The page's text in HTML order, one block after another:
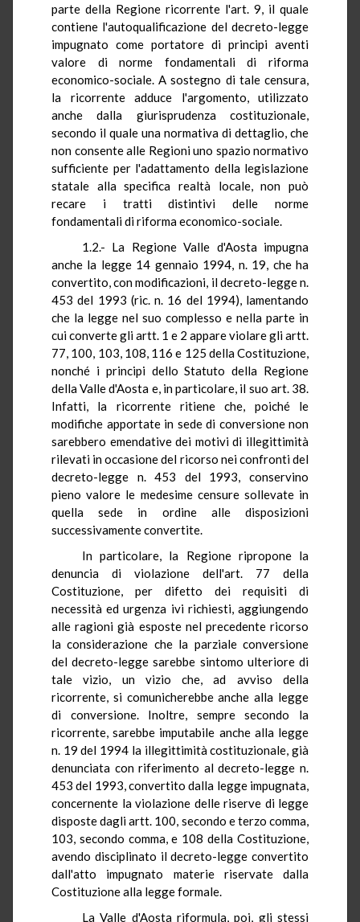
parte della Regione ricorrente l'art. 9, il quale
contiene l'autoqualificazione del decreto-legge
impugnato come portatore di principi aventi
valore di norme fondamentali di riforma
economico-sociale. A sostegno di tale censura,
la ricorrente adduce l'argomento, utilizzato
anche dalla giurisprudenza costituzionale,
secondo il quale una normativa di dettaglio, che
non consente alle Regioni uno spazio normativo
sufficiente per l'adattamento della legislazione
statale alla specifica realtà locale, non può
recare i tratti distintivi delle norme
fondamentali di riforma economico-sociale.
1.2.- La Regione Valle d'Aosta impugna
anche la legge 14 gennaio 1994, n. 19, che ha
convertito, con modificazioni, il decreto-legge n.
453 del 1993 (ric. n. 16 del 1994), lamentando
che la legge nel suo complesso e nella parte in
cui converte gli artt. 1 e 2 appare violare gli artt.
77, 100, 103, 108, 116 e 125 della Costituzione,
nonché i principi dello Statuto della Regione
della Valle d'Aosta e, in particolare, il suo art. 38.
Infatti, la ricorrente ritiene che, poiché le
modifiche apportate in sede di conversione non
sarebbero emendative dei motivi di illegittimità
rilevati in occasione del ricorso nei confronti del
decreto-legge n. 453 del 1993, conservino
pieno valore le medesime censure sollevate in
quella sede in ordine alle disposizioni
successivamente convertite.
In particolare, la Regione ripropone la
denuncia di violazione dell'art. 77 della
Costituzione, per difetto dei requisiti di
necessità ed urgenza ivi richiesti, aggiungendo
alle ragioni già esposte nel precedente ricorso
la considerazione che la parziale conversione
del decreto-legge sarebbe sintomo ulteriore di
tale vizio, un vizio che, ad avviso della
ricorrente, si comunicherebbe anche alla legge
di conversione. Inoltre, sempre secondo la
ricorrente, sarebbe imputabile anche alla legge
n. 19 del 1994 la illegittimità costituzionale, già
denunciata con riferimento al decreto-legge n.
453 del 1993, convertito dalla legge impugnata,
concernente la violazione delle riserve di legge
disposte dagli artt. 100, secondo e terzo comma,
103, secondo comma, e 108 della Costituzione,
avendo disciplinato il decreto-legge convertito
dall'atto impugnato materie riservate dalla
Costituzione alla legge formale.
La Valle d'Aosta riformula, poi, gli stessi